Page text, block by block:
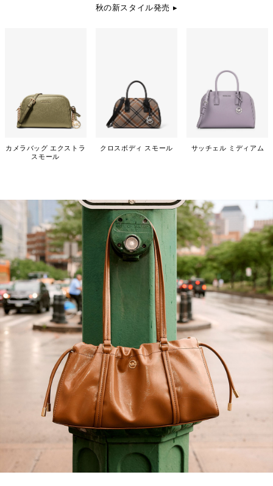
秋の新スタイル発売 ▸
カメラバッグ エクストラ
スモール
クロスボディ スモール サッチェル ミディアム